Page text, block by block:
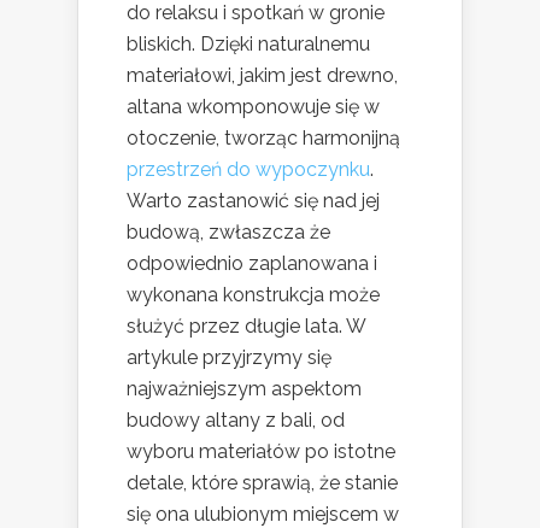
do relaksu i spotkań w gronie
bliskich. Dzięki naturalnemu
materiałowi, jakim jest drewno,
altana wkomponowuje się w
otoczenie, tworząc harmonijną
przestrzeń do wypoczynku.
Warto zastanowić się nad jej
budową, zwłaszcza że
odpowiednio zaplanowana i
wykonana konstrukcja może
służyć przez długie lata. W
artykule przyjrzymy się
najważniejszym aspektom
budowy altany z bali, od
wyboru materiałów po istotne
detale, które sprawią, że stanie
się ona ulubionym miejscem w